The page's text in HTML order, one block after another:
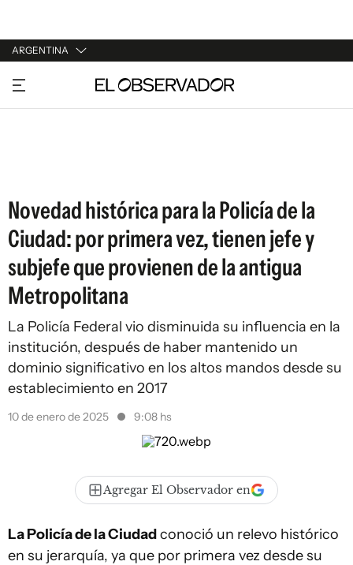
ARGENTINA
URUGUAY
ARGENTINA
Novedad histórica para la Policía de la
Ciudad: por primera vez, tienen jefe y
subjefe que provienen de la antigua
Metropolitana
La Policía Federal vio disminuida su influencia en la
institución, después de haber mantenido un
dominio significativo en los altos mandos desde su
establecimiento en 2017
10 de enero de 2025 9:08 hs
Agregar El Observador en
La Policía de la Ciudadconoció un relevo histórico
en su jerarquía, ya que por primera vez desde su